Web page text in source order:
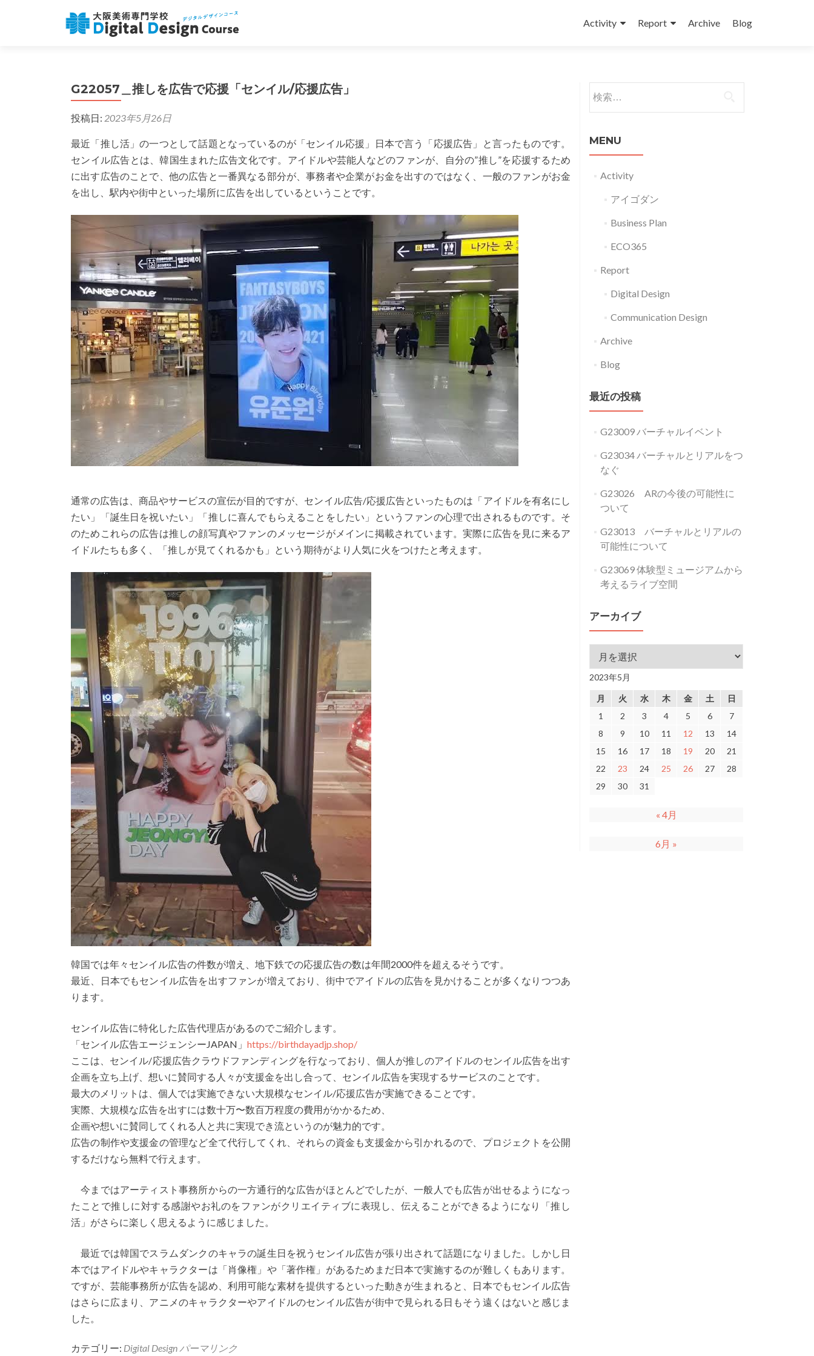
Activity
Report Archive Blog
G22057＿推しを広告で応援「センイル/応援広告」
投稿日: 2023年5月26日
最近「推し活」の一つとして話題となっているのが「センイル応援」日本で言う「応援広告」と言ったものです。
センイル広告とは、韓国生まれた広告文化です。アイドルや芸能人などのファンが、自分の”推し”を応援するため
に出す広告のことで、他の広告と一番異なる部分が、事務者や企業がお金を出すのではなく、一般のファンがお金
を出し、駅内や街中といった場所に広告を出しているということです。
通常の広告は、商品やサービスの宣伝が目的ですが、センイル広告/応援広告といったものは「アイドルを有名にし
たい」「誕生日を祝いたい」「推しに喜んでもらえることをしたい」というファンの心理で出されるものです。そ
のためこれらの広告は推しの顔写真やファンのメッセージがメインに掲載されています。実際に広告を見に来るア
イドルたちも多く、「推しが見てくれるかも」という期待がより人気に火をつけたと考えます。
韓国では年々センイル広告の件数が増え、地下鉄での応援広告の数は年間2000件を超えるそうです。
最近、日本でもセンイル広告を出すファンが増えており、街中でアイドルの広告を見かけることが多くなりつつあ
ります。
センイル広告に特化した広告代理店があるのでご紹介します。
「センイル広告エージェンシーJAPAN」 https://birthdayadjp.shop/
ここは、センイル/応援広告クラウドファンディングを行なっており、個人が推しのアイドルのセンイル広告を出す
企画を立ち上げ、想いに賛同する人々が支援金を出し合って、センイル広告を実現するサービスのことです。
最大のメリットは、個人では実施できない大規模なセンイル/応援広告が実施できることです。
実際、大規模な広告を出すには数十万〜数百万程度の費用がかかるため、
企画や想いに賛同してくれる人と共に実現でき流というのが魅力的です。
広告の制作や支援金の管理など全て代行してくれ、それらの資金も支援金から引かれるので、プロジェクトを公開
するだけなら無料で行えます。
今まではアーティスト事務所からの一方通行的な広告がほとんどでしたが、一般人でも広告が出せるようになっ
たことで推しに対する感謝やお礼のをファンがクリエイティブに表現し、伝えることができるようになり「推し
活」がさらに楽しく思えるように感じました。
最近では韓国でスラムダンクのキャラの誕生日を祝うセンイル広告が張り出されて話題になりました。しかし日
本ではアイドルやキャラクターは「肖像権」や「著作権」があるためまだ日本で実施するのが難しくもあります。
ですが、芸能事務所が広告を認め、利用可能な素材を提供するといった動きが生まれると、日本でもセンイル広告
はさらに広まり、アニメのキャラクターやアイドルのセンイル広告が街中で見られる日もそう遠くはないと感じま
した。
カテゴリー: Digital Design パーマリンク
検索:
MENU
Activity
アイゴダン
Business Plan
ECO365
Report
Digital Design
Communication Design
Archive
Blog
最近の投稿
G23009 バーチャルイベント
G23034 バーチャルとリアルをつ
なぐ
G23026 ARの今後の可能性に
ついて
G23013 バーチャルとリアルの
可能性について
G23069 体験型ミュージアムから
考えるライブ空間
アーカイブ
アーカイブ
2023年5月
月 火 水 木 金 土
日
1
2 3 4 5 6
7
8
9 10 11 12 13
14
15
16 17 18 19 20
21
22
23 24 25 26 27
28
29
30 31
« 4月
6月 »